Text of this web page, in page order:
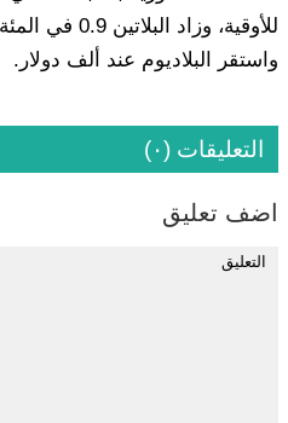
واستقر البلاديوم عند ألف دولار.
التعليقات (٠)
اضف تعليق